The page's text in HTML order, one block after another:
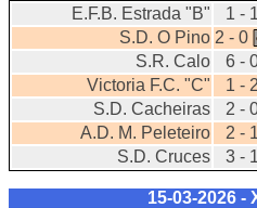
E.F.B. Estrada "B"
1 - 1
S.D. O Pino 2 - 0
S.R. Calo
6 -
Victoria F.C. "C"
1 - 2
S.D. Cacheiras
2 -
A.D. M. Peleteiro
2 - 1
S.D. Cruces
3 - 1
15-03-2026 -